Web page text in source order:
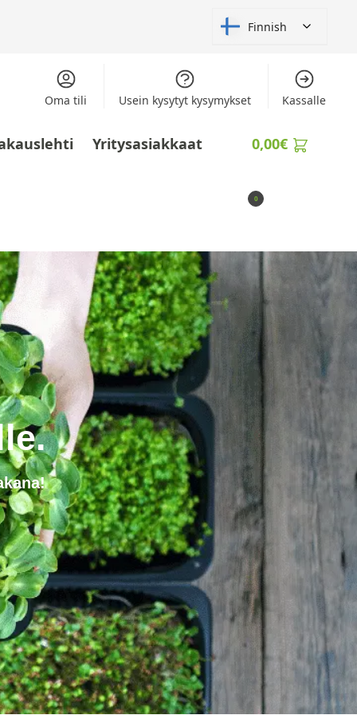
Finnish
Oma tili Usein kysytyt kysymykset Kassalle
Yritysasiakkaat 0,00€
0